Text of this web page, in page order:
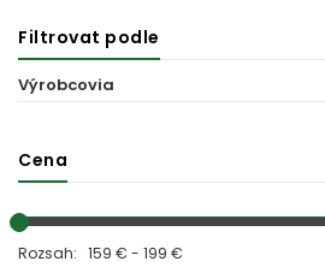
Filtrovat podle
Výrobcovia
Cena
Rozsah: 159 € - 199 €